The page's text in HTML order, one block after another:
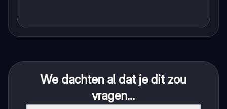
We dachten al dat je dit zou
vragen...